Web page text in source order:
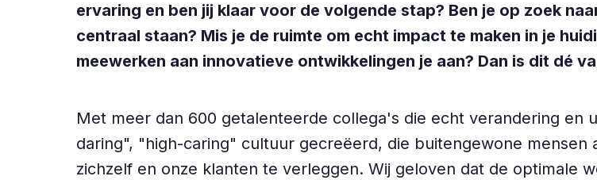
ervaring en ben jij klaar voor de volgende stap? Ben je op zoek
centraal staan? Mis je de ruimte om echt impact te maken in je
meewerken aan innovatieve ontwikkelingen je aan? Dan is dit dé
Met meer dan 600 getalenteerde collega's die echt verandering en
daring", "high-caring" cultuur gecreëerd, die buitengewone
zichzelf en onze klanten te verleggen. Wij geloven dat de optimale